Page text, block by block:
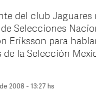
del club
Selecciones
Eriksson para
de la Selección
2008 - 13:27 hs